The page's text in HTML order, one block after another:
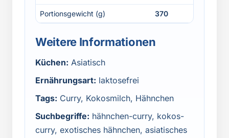
Portionsgewicht (g) 370
Weitere Informationen
Küchen: Asiatisch
Ernährungsart: laktosefrei
Tags: Curry, Kokosmilch, Hähnchen
Suchbegriffe: hähnchen-curry, kokos-
curry, exotisches hähnchen, asiatisches